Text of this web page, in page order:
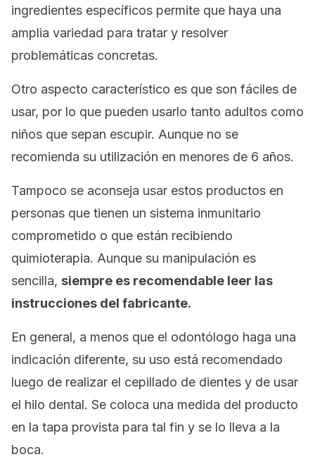
ingredientes específicos permite que haya una
amplia variedad para tratar y resolver
problemáticas concretas.
Otro aspecto característico es que son fáciles de
usar, por lo que pueden usarlo tanto adultos como
niños que sepan escupir. Aunque no se
recomienda su utilización en menores de 6 años.
Tampoco se aconseja usar estos productos en
personas que tienen un sistema inmunitario
comprometido o que están recibiendo
quimioterapia. Aunque su manipulación es
sencilla, siempre es recomendable leer las
instrucciones del fabricante.
En general, a menos que el odontólogo haga una
indicación diferente, su uso está recomendado
luego de realizar el cepillado de dientes y de usar
el hilo dental. Se coloca una medida del producto
en la tapa provista para tal fin y se lo lleva a la
boca.